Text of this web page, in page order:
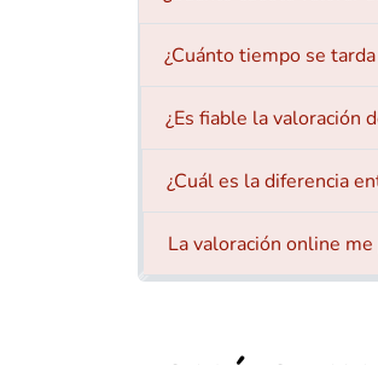
¿Cuánto tiempo se
¿Es fiable la valoración
¿Cuál es la diferencia
La valoración online